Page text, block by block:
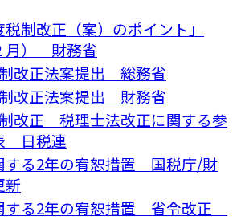
税制改正（案）のポイント」
月） 財務省
改正法案提出 総務省
改正法案提出 財務省
改正 税理士法改正に関する参
日税連
する2年の宥恕措置 国税庁/財
新
する2年の宥恕措置 省令改正